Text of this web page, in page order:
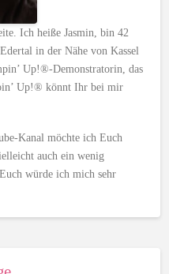
Ich heiße Jasmin, bin 42
in der Nähe von Kassel
Up!®-Demonstratorin, das
Up!® könnt Ihr bei mir
Kanal möchte ich Euch
auch ein wenig
würde ich mich sehr